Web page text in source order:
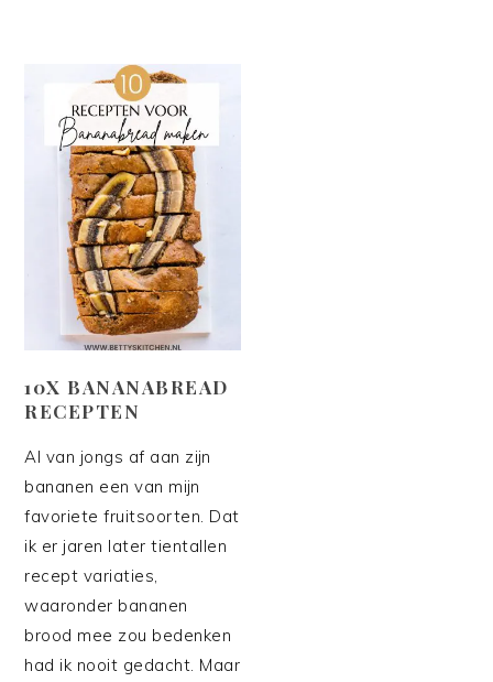
10X BANANABREAD
RECEPTEN
Al van jongs af aan zijn
bananen een van mijn
favoriete fruitsoorten. Dat
ik er jaren later tientallen
recept variaties,
waaronder bananen
brood mee zou bedenken
had ik nooit gedacht. Maar